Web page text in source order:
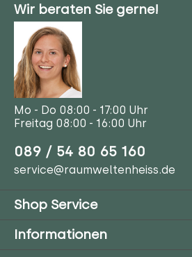
Wir beraten Sie gerne!
Mo - Do 08:00 - 17:00 Uhr
Freitag 08:00 - 16:00 Uhr
089 / 54 80 65 160
service@raumweltenheiss.de
Shop Service
Informationen